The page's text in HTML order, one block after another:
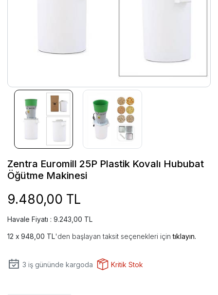
Zentra Euromill 25P Plastik Kovalı Hububat
Öğütme Makinesi
9.480,00 TL
Havale Fiyatı : 9.243,00 TL
948,00 TL'den başlayan taksit seçenekleri içintıklayın.
3 iş gününde kargoda Kritik Stok